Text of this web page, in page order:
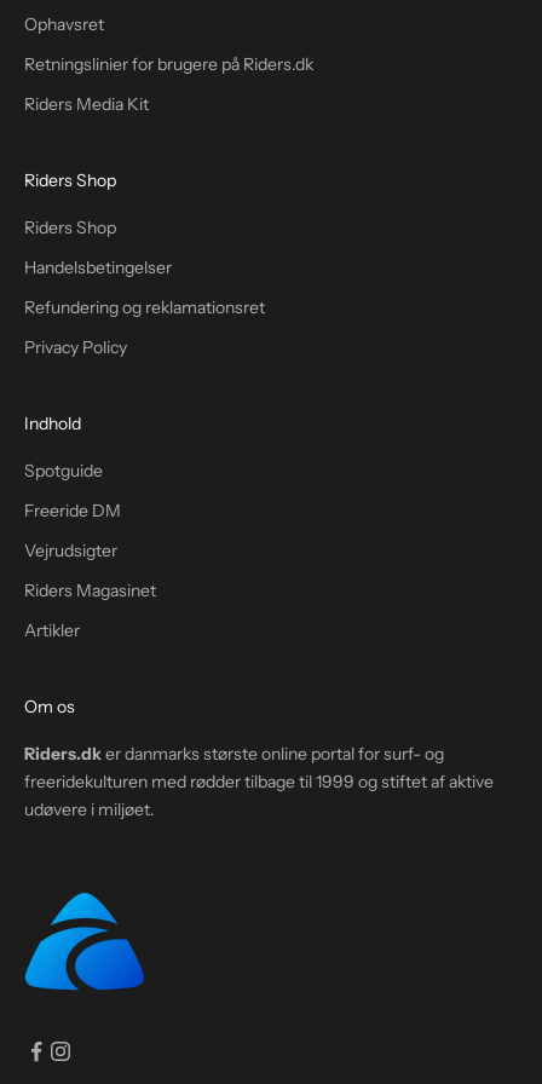
Ophavsret
Retningslinier for brugere på Riders.dk
Riders Media Kit
Riders Shop
Riders Shop
Handelsbetingelser
Refundering og reklamationsret
Privacy Policy
Indhold
Spotguide
Freeride DM
Vejrudsigter
Riders Magasinet
Artikler
Om os
Riders.dker danmarks største online portal for surf- og
freeridekulturen med rødder tilbage til 1999 og stiftet af aktive
udøvere i miljøet.